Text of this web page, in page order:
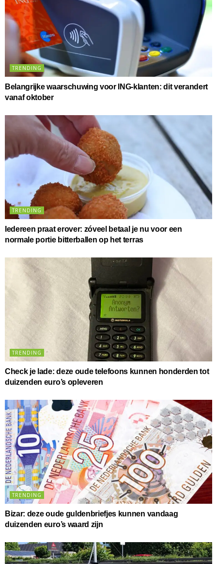
TRENDING
Belangrijke waarschuwing voor ING-klanten: dit verandert
vanaf oktober
TRENDING
Iedereen praat erover: zóveel betaal je nu voor een
normale portie bitterballen op het terras
TRENDING
Check je lade: deze oude telefoons kunnen honderden tot
duizenden euro’s opleveren
TRENDING
Bizar: deze oude guldenbriefjes kunnen vandaag
duizenden euro’s waard zijn